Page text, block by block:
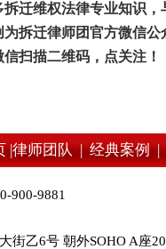
拆迁维权法律专业知识
拆迁律师团官方微信
扫描二维码，点关注！
|律师团队 |经典案例
900-9881
街乙6号 朝外SOHO A座